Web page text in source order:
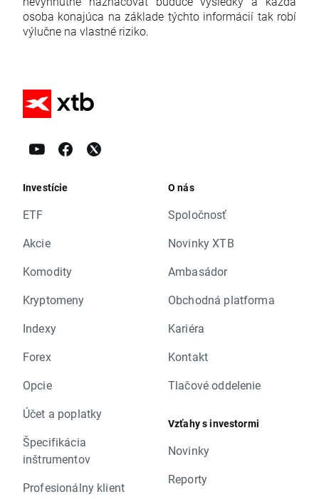
osoba konajúca na základe týchto informácií tak robí
výlučne na vlastné riziko.
Investície
ETF
Akcie
Komodity
Kryptomeny
Indexy
Forex
Opcie
Účet a poplatky
Špecifikácia
inštrumentov
Profesionálny klient
O nás
Spoločnosť
Novinky XTB
Ambasádor
Obchodná platforma
Kariéra
Kontakt
Tlačové oddelenie
Vzťahy s investormi
Novinky
Reporty